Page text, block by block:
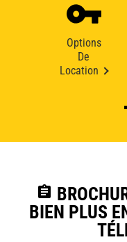
Options
De
Location
assignment
BIEN PLUS